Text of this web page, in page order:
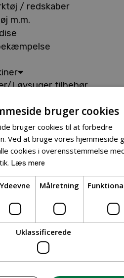
/ redskaber
m.m.
Løvsuger tilbehør
og Trimmere
Behind
bruger cookies
bruger cookies til at forbedre
Ved at bruge vores hjemmeside
cookies i overensstemmelse
Læs mere
Ydeevne Målretning
Uklassificerede